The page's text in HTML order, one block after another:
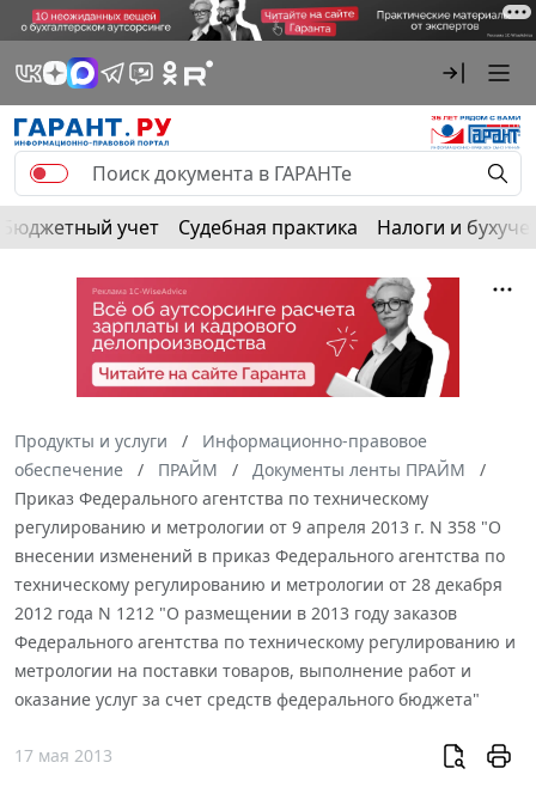
Бюджетный учет Судебная практика Налоги и
Продукты и услуги
Информационно-правовое
обеспечение
ПРАЙМ
Документы ленты ПРАЙМ
Приказ Федерального агентства по техническому
регулированию и метрологии от 9 апреля 2013 г. N 358 "О
внесении изменений в приказ Федерального агентства по
техническому регулированию и метрологии от 28 декабря
2012 года N 1212 "О размещении в 2013 году заказов
Федерального агентства по техническому регулированию и
метрологии на поставки товаров, выполнение работ и
оказание услуг за счет средств федерального бюджета"
17 мая 2013